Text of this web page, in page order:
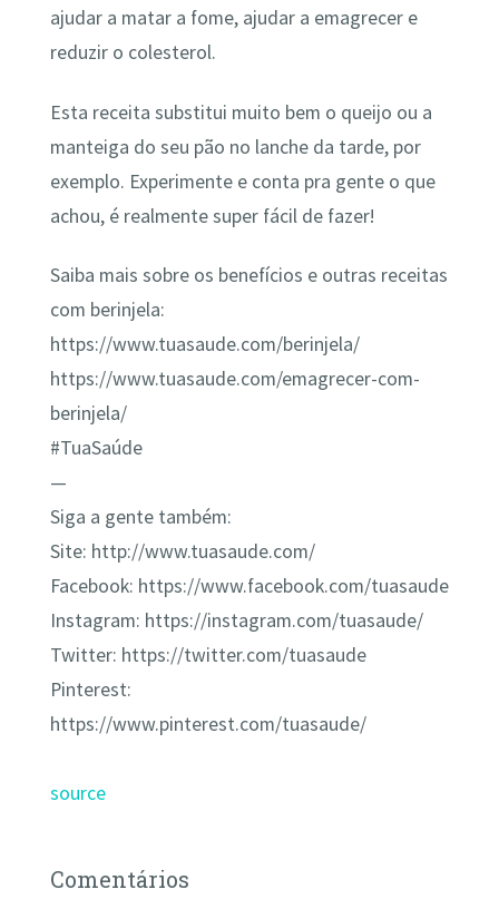
ajudar a matar a fome, ajudar a emagrecer e
reduzir o colesterol.
Esta receita substitui muito bem o queijo ou a
manteiga do seu pão no lanche da tarde, por
exemplo. Experimente e conta pra gente o que
achou, é realmente super fácil de fazer!
Saiba mais sobre os benefícios e outras receitas
com berinjela:
https://www.tuasaude.com/berinjela/
https://www.tuasaude.com/emagrecer-com-
berinjela/
#TuaSaúde
—
Siga a gente também:
Site: http://www.tuasaude.com/
Facebook: https://www.facebook.com/tuasaude
Instagram: https://instagram.com/tuasaude/
Twitter: https://twitter.com/tuasaude
Pinterest:
https://www.pinterest.com/tuasaude/
source
Comentários